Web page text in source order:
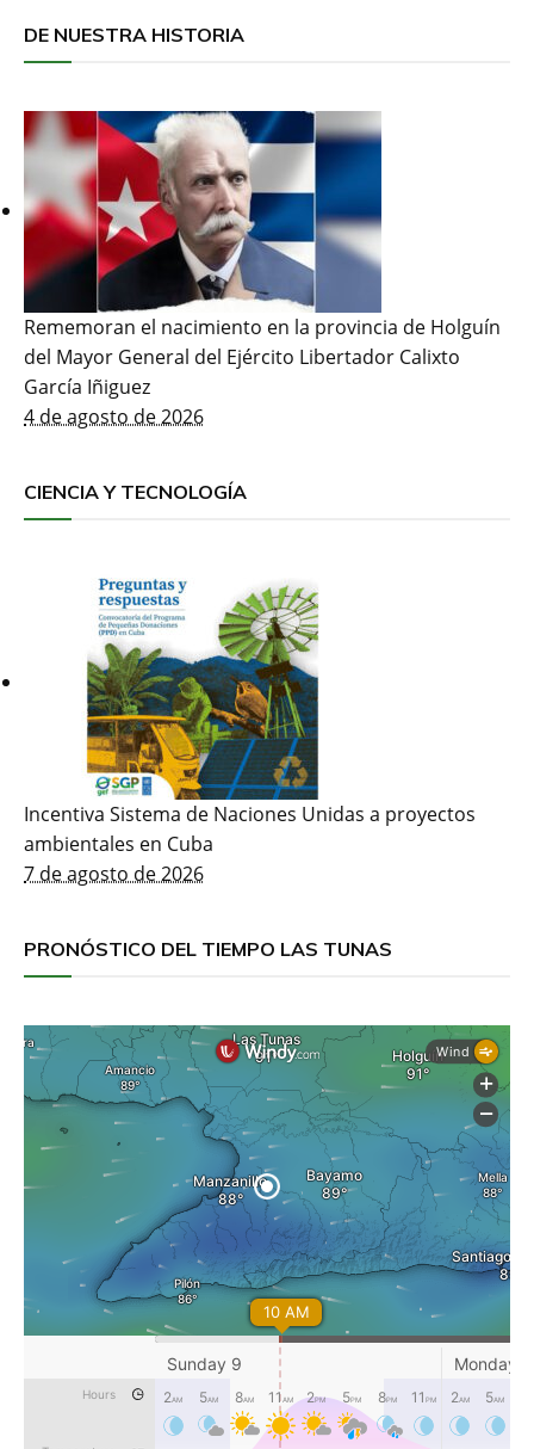
DE NUESTRA HISTORIA
Rememoran el nacimiento en la provincia de Holguín
del Mayor General del Ejército Libertador Calixto
García Iñiguez
4 de agosto de 2026
CIENCIA Y TECNOLOGÍA
Incentiva Sistema de Naciones Unidas a proyectos
ambientales en Cuba
7 de agosto de 2026
PRONÓSTICO DEL TIEMPO LAS TUNAS